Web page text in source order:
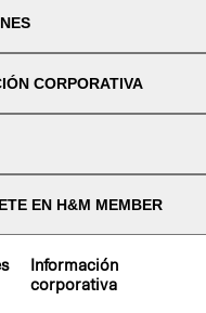
CORPORATIVA
EN H&M MEMBER
Información
corporativa